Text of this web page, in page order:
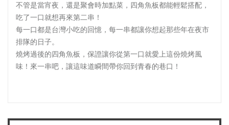
不管是當宵夜，還是聚會時加點菜，四角魚板都能輕鬆搭配，
吃了一口就想再來第二串！
每一口都是台灣小吃的回憶，每一串都讓你想起那些年在夜市
排隊的日子。
燒烤過後的四角魚板，保證讓你從第一口就愛上這份燒烤風
味！來一串吧，讓這味道瞬間帶你回到青春的巷口！